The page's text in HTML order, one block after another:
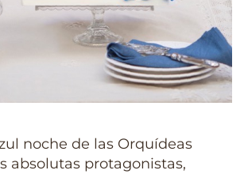
noche de las Orquídeas
absolutas protagonistas,